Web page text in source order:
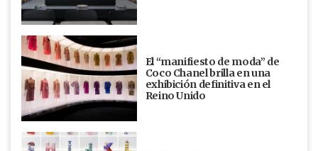
El “manifiesto de moda” de
Coco Chanel brilla en una
exhibición definitiva en el
Reino Unido